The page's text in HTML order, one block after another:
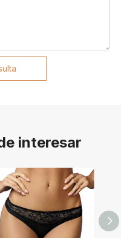
interesar